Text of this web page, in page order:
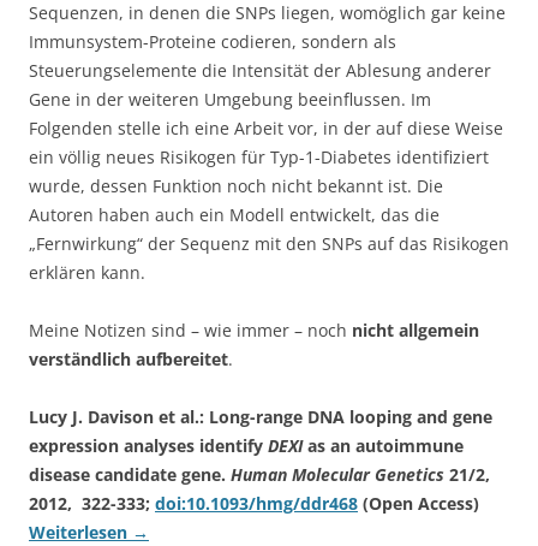
Sequenzen, in denen die SNPs liegen, womöglich gar keine
Immunsystem-Proteine codieren, sondern als
Steuerungselemente die Intensität der Ablesung anderer
Gene in der weiteren Umgebung beeinflussen. Im
Folgenden stelle ich eine Arbeit vor, in der auf diese Weise
ein völlig neues Risikogen für Typ-1-Diabetes identifiziert
wurde, dessen Funktion noch nicht bekannt ist. Die
Autoren haben auch ein Modell entwickelt, das die
„Fernwirkung“ der Sequenz mit den SNPs auf das Risikogen
erklären kann.
Meine Notizen sind – wie immer – noch nicht allgemein
verständlich aufbereitet.
Lucy J. Davison et al.: Long-range DNA looping and gene
expression analyses identify DEXIas an autoimmune
disease candidate gene. Human Molecular Genetics 21/2,
2012, 322-333; doi:10.1093/hmg/ddr468 (Open Access)
Weiterlesen →